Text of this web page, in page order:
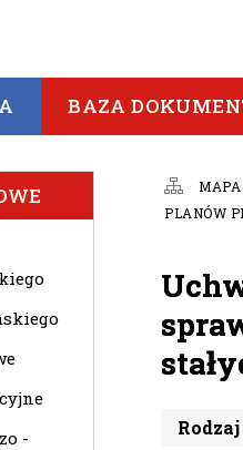
BAZA
-
PLANÓW